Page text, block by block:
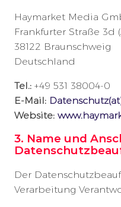
Haymarket Media
Frankfurter Straße 3d
38122 Braunschweig
Deutschland
Tel.: +49 531 38004-0
E-Mail:
Website:
3. Name und
Der
Verarbeitung